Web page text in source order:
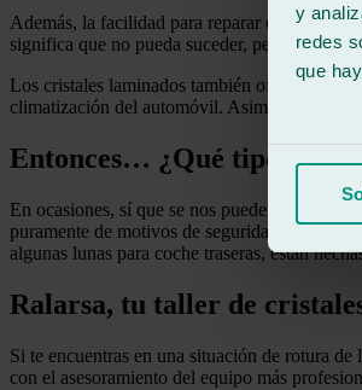
y
redes
que
Además, la facilidad para reparar cristal
significa que no pueda suceder, pero en el
Los cristales laminados también ofrecen
climatización del automóvil. Asimismo,
Entonces… ¿Qué tipo de
En ocasiones, sí que se nos pueden
puramente de motivos de seguridad, y es
algunas lunas para coche traseras, están
Ralarsa, tu taller de
Si te encuentras en una situación de rotura
con el asesoramiento del equipo más